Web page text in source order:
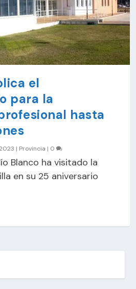
el
para la
hasta
| Provincia | 0
Blanco ha visitado la
en su 25 aniversario